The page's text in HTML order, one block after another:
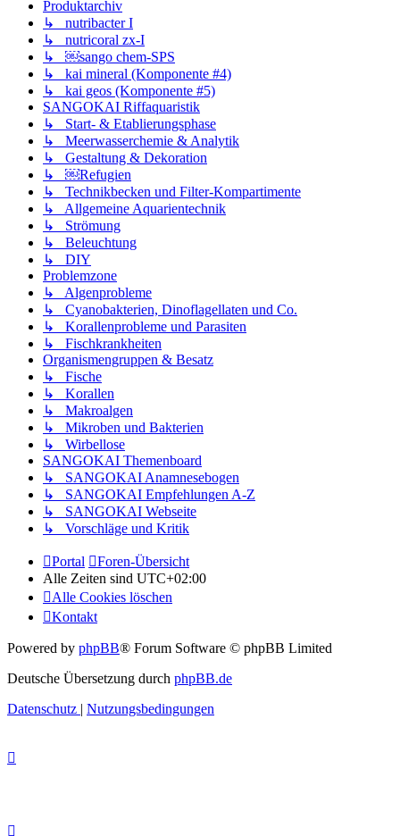
Produktarchiv
↳ nutribacter I
↳ nutricoral zx-I
↳ ￼sango chem-SPS
↳ kai mineral (Komponente #4)
↳ kai geos (Komponente #5)
SANGOKAI Riffaquaristik
↳ Start- & Etablierungsphase
↳ Meerwasserchemie & Analytik
↳ Gestaltung & Dekoration
↳ ￼Refugien
↳ Technikbecken und Filter-Kompartimente
↳ Allgemeine Aquarientechnik
↳ Strömung
↳ Beleuchtung
↳ DIY
Problemzone
↳ Algenprobleme
↳ Cyanobakterien, Dinoflagellaten und Co.
↳ Korallenprobleme und Parasiten
↳ Fischkrankheiten
Organismengruppen & Besatz
↳ Fische
↳ Korallen
↳ Makroalgen
↳ Mikroben und Bakterien
↳ Wirbellose
SANGOKAI Themenboard
↳ SANGOKAI Anamnesebogen
↳ SANGOKAI Empfehlungen A-Z
↳ SANGOKAI Webseite
↳ Vorschläge und Kritik
Portal
Foren-Übersicht
Alle Zeiten sind UTC+02:00
Alle Cookies löschen
Kontakt
Powered by phpBB® Forum Software © phpBB Limited
Deutsche Übersetzung durch phpBB.de
Datenschutz | Nutzungsbedingungen